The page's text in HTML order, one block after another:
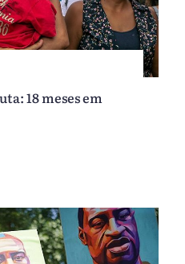
18 meses em